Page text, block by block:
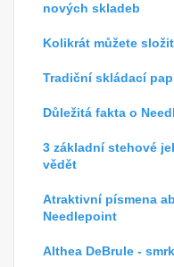
nových skladeb
Kolikrát můžete
Tradiční skládací
Důležitá fakta o
3 základní stehové
vědět
Atraktivní písmena
Needlepoint
Althea DeBrule -